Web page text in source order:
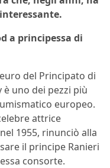
a principessa di
del Principato di
è uno dei pezzi più
europeo.
attrice
1955, rinunciò alla
il principe Ranieri
consorte.